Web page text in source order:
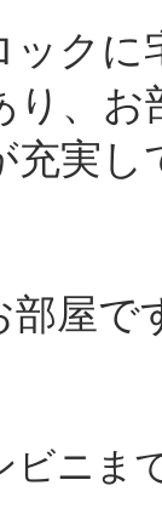
クに
り、
充実し
部屋
ニま